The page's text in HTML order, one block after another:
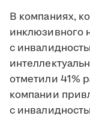
В компаниях,
инклюзивного
с
отметили 41%
компании
с